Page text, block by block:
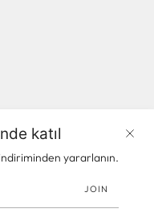
katıl
yararlanın.
JOIN